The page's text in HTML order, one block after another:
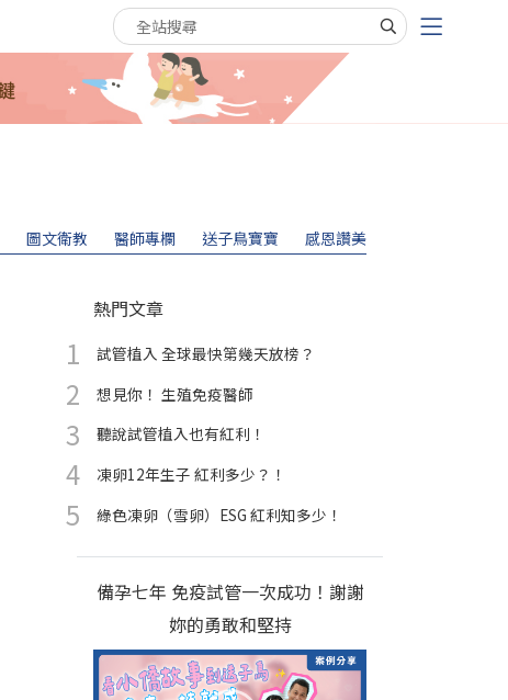
搜尋關鍵字
圖文衛教 醫師專欄 送子鳥寶寶 感恩讚美
熱門文章
試管植入 全球最快第幾天放榜？
想見你！ 生殖免疫醫師
聽說試管植入也有紅利！
凍卵12年生子 紅利多少？！
綠色凍卵（雪卵）ESG 紅利知多少！
備孕七年 免疫試管一次成功！謝謝
妳的勇敢和堅持